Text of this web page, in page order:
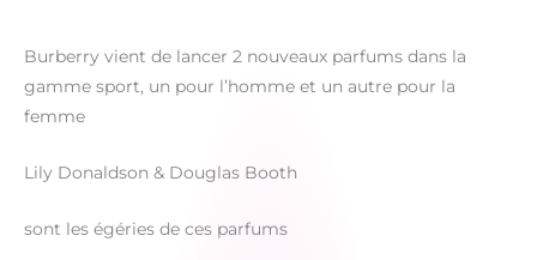
Burberry vient de lancer 2 nouveaux parfums dans la
gamme sport, un pour l’homme et un autre pour la
femme
Lily Donaldson & Douglas Booth
sont les égéries de ces parfums